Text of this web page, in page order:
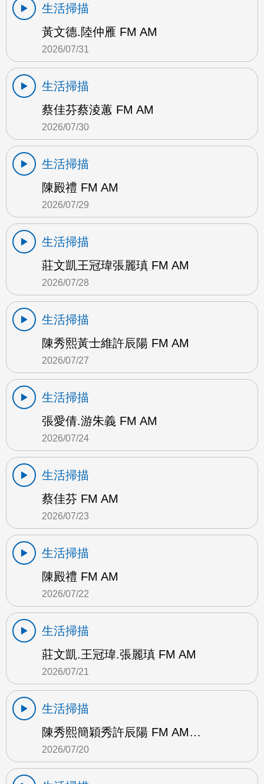
生活掃描
黃文德.陸仲雁 FM AM
2026/07/31
生活掃描
蔡佳芬蔡淩蕙 FM AM
2026/07/30
生活掃描
陳殿禮 FM AM
2026/07/29
生活掃描
莊文凱王冠瑋張麗瑱 FM AM
2026/07/28
生活掃描
陳秀熙黃士維許辰陽 FM AM
2026/07/27
生活掃描
張愛倩.游朱義 FM AM
2026/07/24
生活掃描
蔡佳芬 FM AM
2026/07/23
生活掃描
陳殿禮 FM AM
2026/07/22
生活掃描
莊文凱.王冠瑋.張麗瑱 FM AM
2026/07/21
生活掃描
陳秀熙簡穎秀許辰陽 FM AM…
2026/07/20